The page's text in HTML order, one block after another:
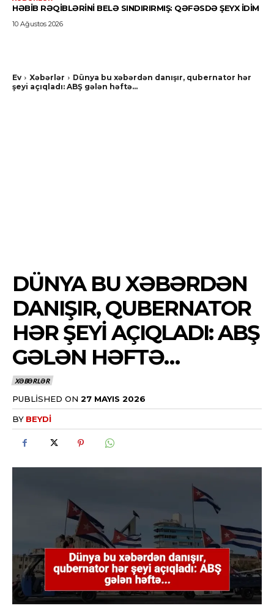
HƏBIB RƏQIBLƏRINI BELƏ SINDIRIRMIŞ: QƏFƏSDƏ ŞEYX IDIM
10 Ağustos 2026